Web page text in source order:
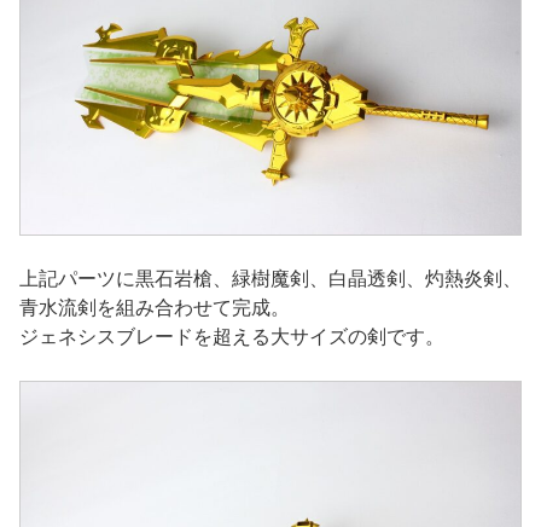
上記パーツに黒石岩槍、緑樹魔剣、白晶透剣、灼熱炎剣、
青水流剣を組み合わせて完成。
ジェネシスブレードを超える大サイズの剣です。